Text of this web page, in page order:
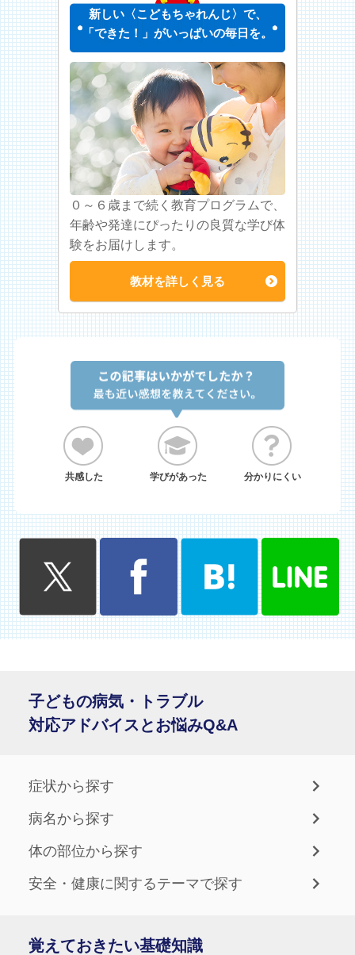
新しい〈こどもちゃれんじ〉で、
「できた！」がいっぱいの毎日を。
０～６歳まで続く教育プログラムで、
年齢や発達にぴったりの良質な学び体
験をお届けします。
教材を詳しく見る
共感した 学びがあった 分かりにくい
子どもの病気・トラブル
対応アドバイスとお悩みQ&A
症状から探す
病名から探す
体の部位から探す
安全・健康に関するテーマで探す
覚えておきたい基礎知識